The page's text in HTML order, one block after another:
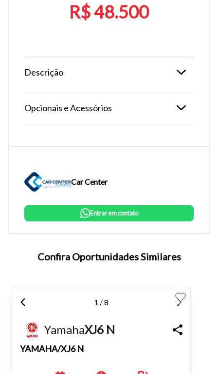
atalhos Ctrl+ (para aumentar) e Ctrl- (para diminuir) no seu
teclado.
Fechar
R$ 48.500
Descrição
Opcionais e Acessórios
Car Center
Entrar em contato
Confira Oportunidades Similares
1 / 8
YamahaXJ6 N
YAMAHA/XJ6 N